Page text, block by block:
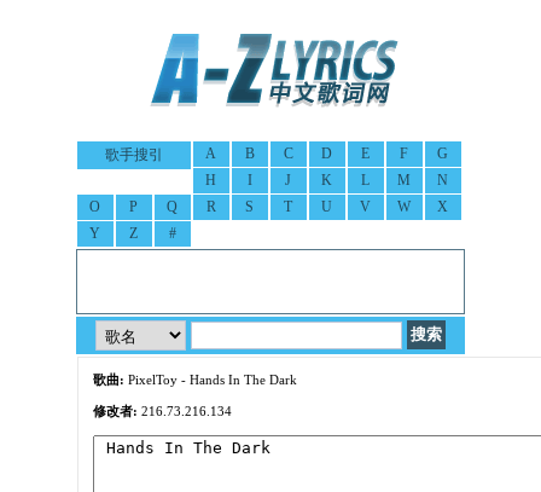
歌手搜引 A B C D E F
G
H
I J K L M
N
O
P Q R S T U V W
X
Y
Z #
歌曲: PixelToy - Hands In The Dark
修改者: 216.73.216.134